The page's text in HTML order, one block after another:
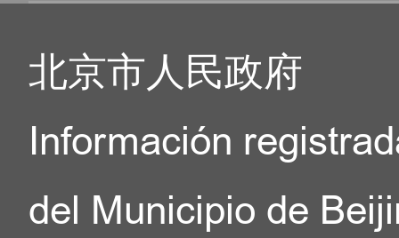
北京市人民政府
Información
del Municipio de